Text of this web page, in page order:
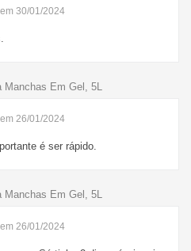
30/01/2024
Em Gel, 5L
26/01/2024
é ser rápido.
Em Gel, 5L
26/01/2024